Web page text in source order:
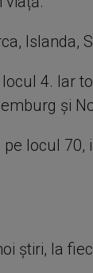
Islanda,
4. Iar
și
locul 70,
știri, la